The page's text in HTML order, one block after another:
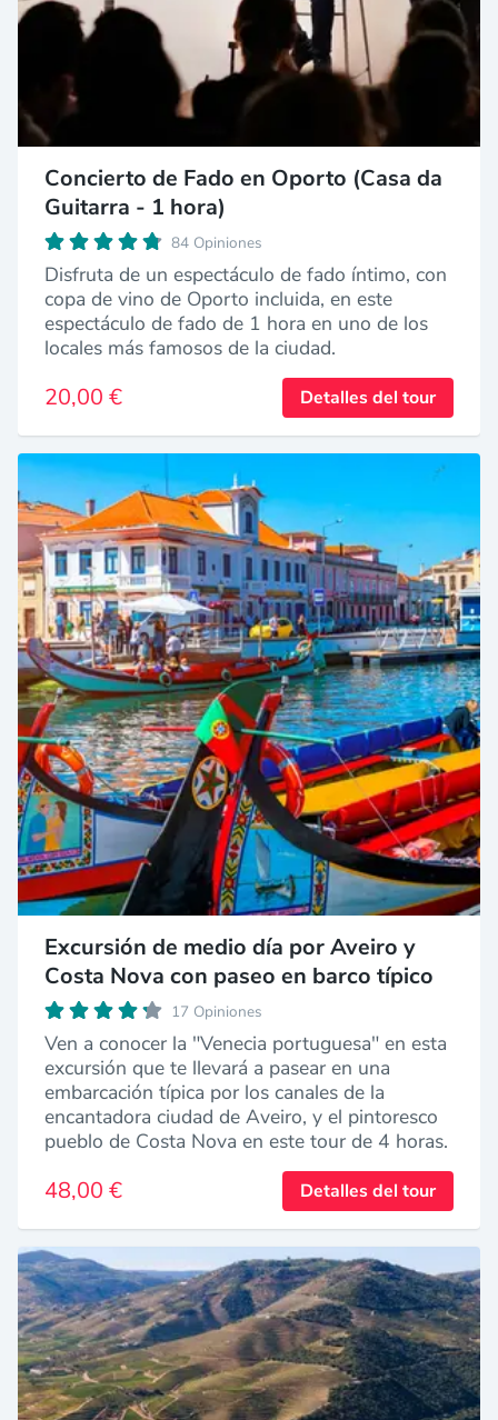
Concierto de Fado en Oporto (Casa da
Guitarra - 1 hora)
84 Opiniones
Disfruta de un espectáculo de fado íntimo, con
copa de vino de Oporto incluida, en este
espectáculo de fado de 1 hora en uno de los
locales más famosos de la ciudad.
20,00 € Detalles del tour
Excursión de medio día por Aveiro y
Costa Nova con paseo en barco típico
17 Opiniones
Ven a conocer la "Venecia portuguesa" en esta
excursión que te llevará a pasear en una
embarcación típica por los canales de la
encantadora ciudad de Aveiro, y el pintoresco
pueblo de Costa Nova en este tour de 4 horas.
48,00 € Detalles del tour